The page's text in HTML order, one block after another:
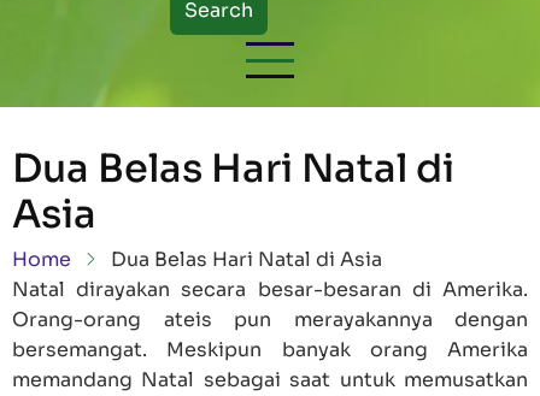
Dua Belas Hari Natal di
Asia
Breadcrumb
Home
Dua Belas Hari Natal di Asia
Natal dirayakan secara besar-besaran di Amerika.
Orang-orang ateis pun merayakannya dengan
bersemangat. Meskipun banyak orang Amerika
memandang Natal sebagai saat untuk memusatkan